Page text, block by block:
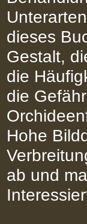
dieses
Gestalt,
die
die
Hohe
ab und